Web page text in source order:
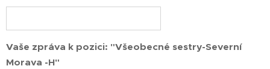
Vaše zpráva k pozici: "Všeobecné sestry-Severní
Morava -H"